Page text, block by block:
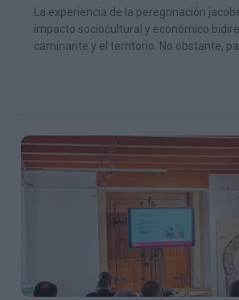
La experiencia de la peregrinación
impacto sociocultural y económico
caminante y el territorio. No obstante,
marta@amica.es
Asociación Amica (Cantabria)